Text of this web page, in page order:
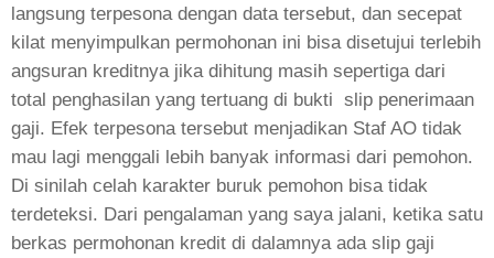
langsung terpesona dengan data tersebut, dan secepat
kilat menyimpulkan permohonan ini bisa disetujui terlebih
angsuran kreditnya jika dihitung masih sepertiga dari
total penghasilan yang tertuang di bukti slip penerimaan
gaji. Efek terpesona tersebut menjadikan Staf AO tidak
mau lagi menggali lebih banyak informasi dari pemohon.
Di sinilah celah karakter buruk pemohon bisa tidak
terdeteksi. Dari pengalaman yang saya jalani, ketika satu
berkas permohonan kredit di dalamnya ada slip gaji